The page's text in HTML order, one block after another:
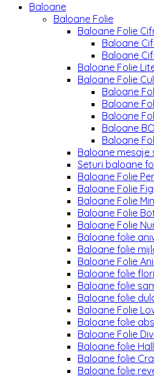
Baloane
Baloane Folie
Baloane Folie
Baloane
Baloane
Baloane Folie
Baloane Folie
Baloane
Baloane
Baloane
Baloane
Baloane
Baloane mesaje
Seturi baloane
Baloane Folie
Baloane Folie
Baloane Folie
Baloane Folie
Baloane Folie
Baloane folie
Baloane folie
Baloane Folie
Baloane folie
Baloane folie
Baloane folie
Baloane Folie
Baloane folie
Baloane Folie
Baloane folie
Baloane folie
Baloane folie